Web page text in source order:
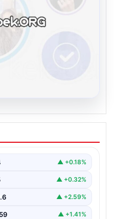
içi İletişimin
Deneyimi
etmektedir. Halen…
▲ +0.18%
▲ +0.32%
▲ +2.59%
▲ +1.41%